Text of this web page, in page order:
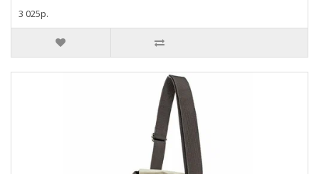
3 025р.